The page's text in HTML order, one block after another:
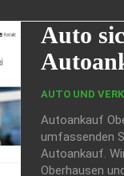
Auto
AUTO UND
Autoankauf
umfassenden
Autoankauf.
Oberhausen